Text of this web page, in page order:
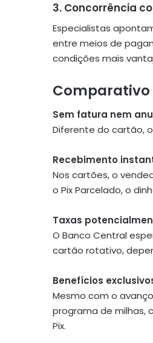
3. Concorrência
Especialistas
entre meios de
condições mais
Comparativo
Sem fatura nem
Diferente do cartão, o
Recebimento
Nos cartões, o
o Pix Parcelado, o
Taxas
O Banco Central
cartão rotativo,
Benefícios
Mesmo com o
programa de milhas,
Pix.